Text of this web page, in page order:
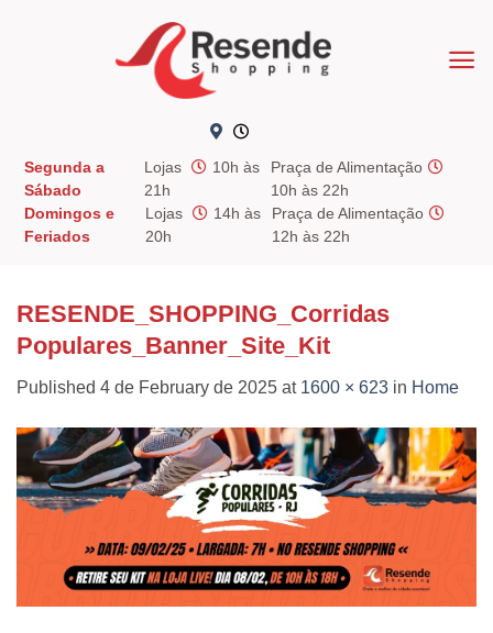
Segunda a
Sábado
Lojas
10h às
21h
Praça de Alimentação
10h às 22h
Domingos e
Feriados
Lojas
14h às
20h
Praça de Alimentação
12h às 22h
RESENDE_SHOPPING_Corridas
Populares_Banner_Site_Kit
Published 4 de February de 2025 at 1600 × 623 in Home